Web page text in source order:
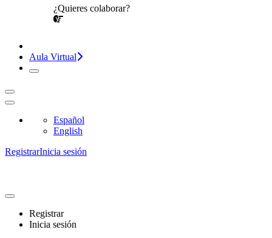
¿Quieres colaborar?
Aula Virtual
Español
English
RegistrarInicia sesión
Registrar
Inicia sesión